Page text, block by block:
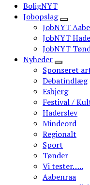
BoligNYT
Jobopslag
JobNYT
JobNYT
JobNYT
Nyheder
Sponseret
Debatindlæg
Esbjerg
Festival /
Haderslev
Mindeord
Regionalt
Sport
Tønder
Vi tester…..
Aabenraa